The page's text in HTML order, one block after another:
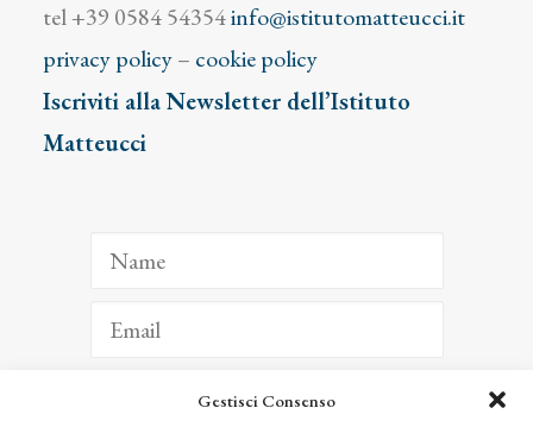
Gestisci Consenso
tel +39 0584 54354info@istitutomatteucci.it
privacy policy– cookie policy
Iscriviti alla Newsletter dell’Istituto
Matteucci
ISCRIVITI